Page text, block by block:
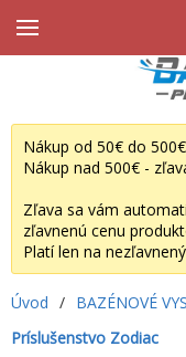
Nákup od 50€ do
Nákup nad 500€ -
Zľava sa vám
zľavnenú cenu
Platí len na
Úvod / BAZÉNOVÉ
Príslušenstvo Zodiac